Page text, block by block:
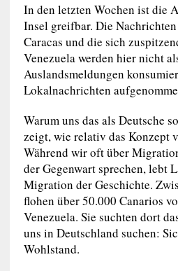
In den letzten Wochen ist die
Insel greifbar. Die
Caracas und die sich
Venezuela werden hier nicht
Auslandsmeldungen
Lokalnachrichten
Warum uns das als Deutsche
zeigt, wie relativ das Konzept
Während wir oft über
der Gegenwart sprechen, lebt
Migration der Geschichte.
flohen über 50.000 Canarios
Venezuela. Sie suchten dort
uns in Deutschland suchen:
Wohlstand.